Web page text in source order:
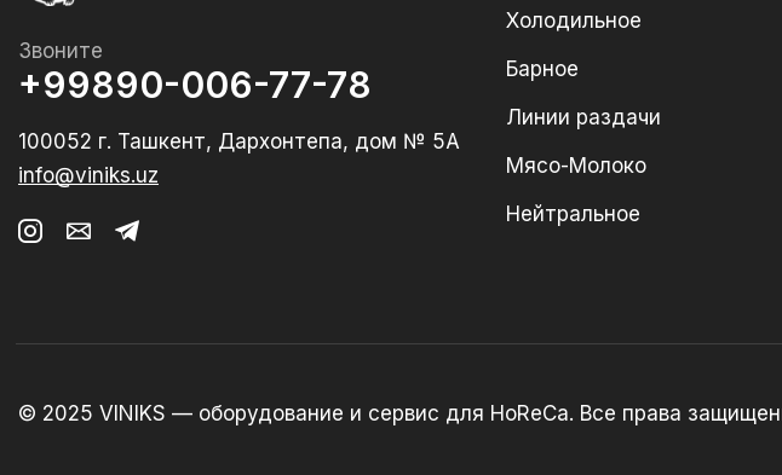
Звоните
+99890-006-77-78
100052 г. Ташкент, Дархонтепа, дом № 5А
info@viniks.uz
Холодильное
Барное
Линии раздачи
Мясо-Молоко
Нейтральное
© 2025 VINIKS — оборудование и сервис для HoReCa. Все права